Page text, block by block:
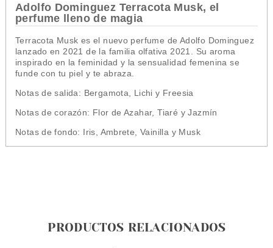
Adolfo Dominguez Terracota Musk, el
perfume lleno de magia
Terracota Musk es el nuevo perfume de Adolfo Dominguez
lanzado en 2021 de la familia olfativa 2021. Su aroma
inspirado en la feminidad y la sensualidad femenina se
funde con tu piel y te abraza.
Notas de salida: Bergamota, Lichi y Freesia
Notas de corazón: Flor de Azahar, Tiaré y Jazmín
Notas de fondo: Iris, Ambrete, Vainilla y Musk
PRODUCTOS RELACIONADOS